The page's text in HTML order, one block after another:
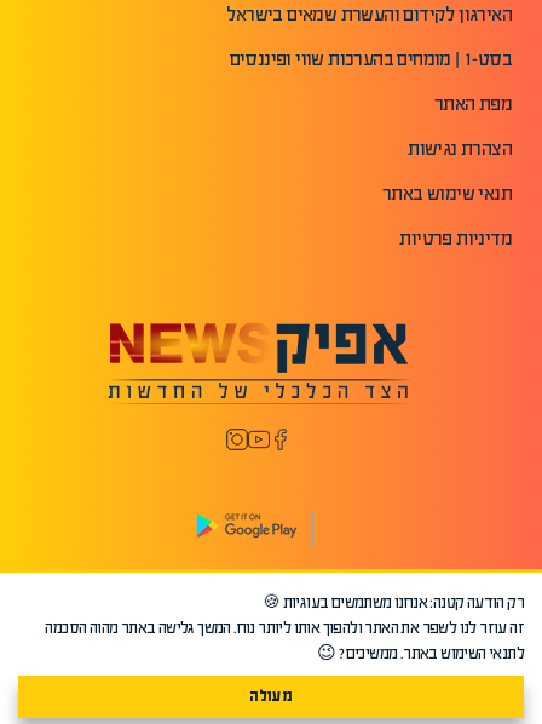
האירגון לקידום והעשרת שמאים בישראל
בסט-1 | מומחים בהערכות שווי ופיננסים
מפת האתר
הצהרת נגישות
תנאי שימוש באתר
מדיניות פרטיות
©2026 כל הזכויות שמורות לאפיק.
רק הודעה קטנה: אנחנו משתמשים בעוגיות 🍪
זה עוזר לנו לשפר את האתר ולהפוך אותו ליותר נוח. המשך גלישה באתר מהוה הסכמה
לתנאי השימוש באתר. ממשיכים? 😉
מעולה